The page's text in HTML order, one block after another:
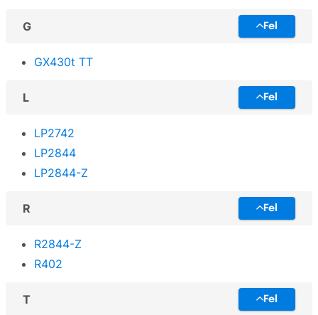
G Fel
GX430t TT
L Fel
LP2742
LP2844
LP2844-Z
R Fel
R2844-Z
R402
T Fel